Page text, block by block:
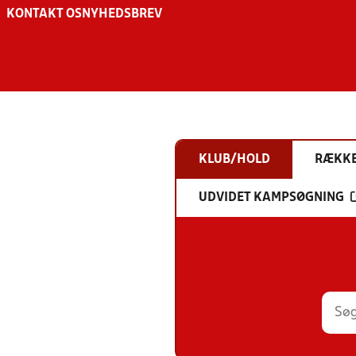
KONTAKT OS NYHEDSBREV
KLUB/HOLD
UDVIDET KAMPSØGNING